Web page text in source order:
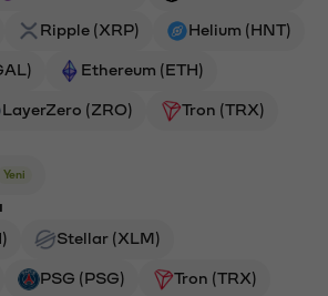
Ripple (XRP) Helium (HNT)
Ethereum (ETH)
LayerZero (ZRO)
Tron (TRX)
Yeni
Stellar (XLM)
PSG (PSG) Tron (TRX)